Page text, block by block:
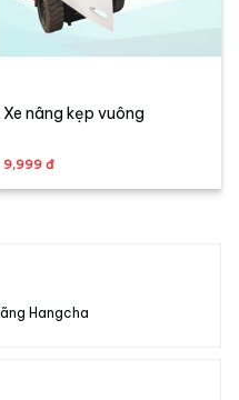
Xe nâng kẹp vuông
9,999 đ
Hangcha